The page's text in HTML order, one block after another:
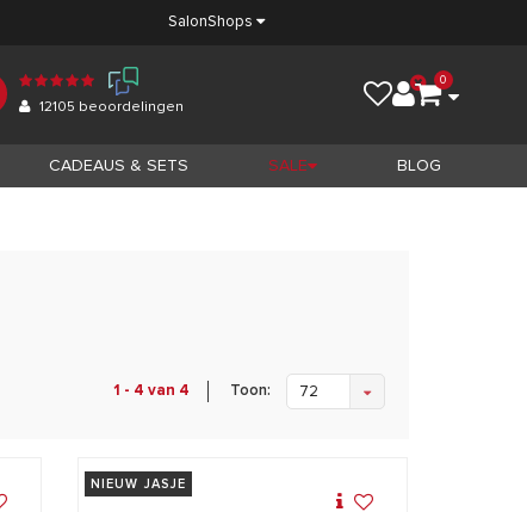
SalonShops
12105 beoordelingen
0
CADEAUS & SETS SALE BLOG
1 - 4 van 4 Toon: 72
NIEUW JASJE